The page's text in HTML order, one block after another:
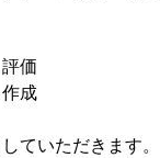
価
成
ていただきます。